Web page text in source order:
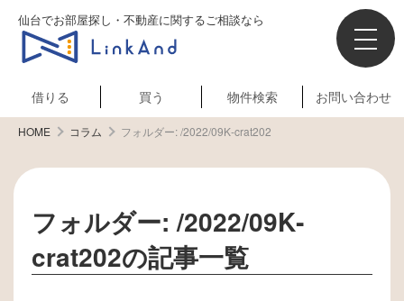
仙台でお部屋探し・不動産に関するご相談なら
借りる 買う 物件検索 お問い合わせ
HOME コラム フォルダー:/2022/09K‐crat202
フォルダー:/2022/09K‐
crat202の記事一覧